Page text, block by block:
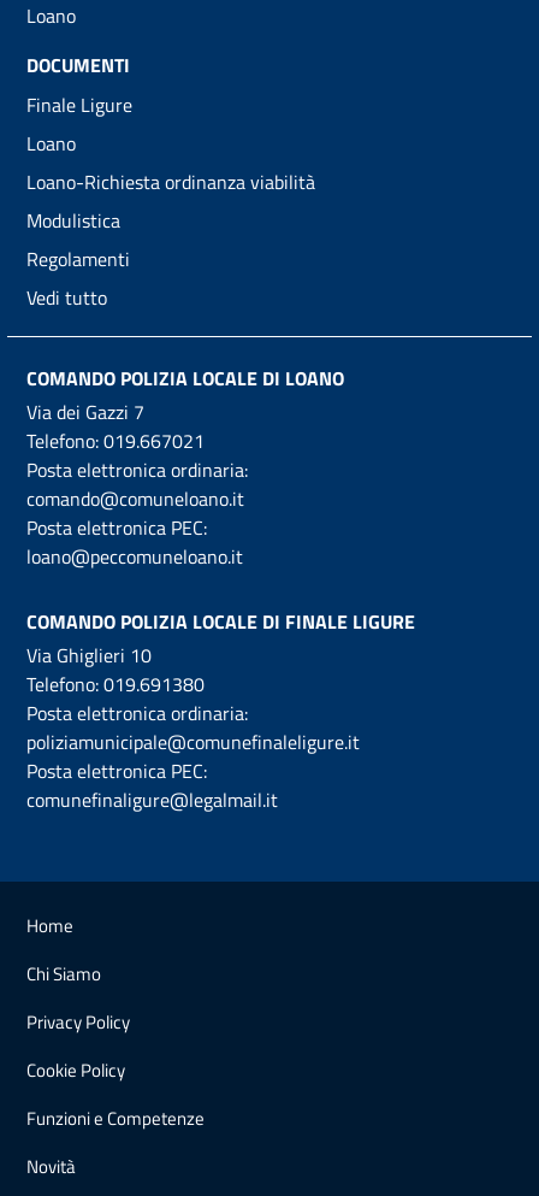
Loano
DOCUMENTI
Finale Ligure
Loano
Loano-Richiesta ordinanza viabilità
Modulistica
Regolamenti
Vedi tutto
COMANDO POLIZIA LOCALE DI LOANO
Via dei Gazzi 7
Telefono:019.667021
Posta elettronica ordinaria:
comando@comuneloano.it
Posta elettronica PEC:
loano@peccomuneloano.it
COMANDO POLIZIA LOCALE DI FINALE LIGURE
Via Ghiglieri 10
Telefono:019.691380
Posta elettronica ordinaria:
poliziamunicipale@comunefinaleligure.it
Posta elettronica PEC:
comunefinaligure@legalmail.it
Home
Chi Siamo
Privacy Policy
Cookie Policy
Funzioni e Competenze
Novità